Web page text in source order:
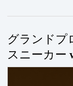
グランドプ
スニーカー